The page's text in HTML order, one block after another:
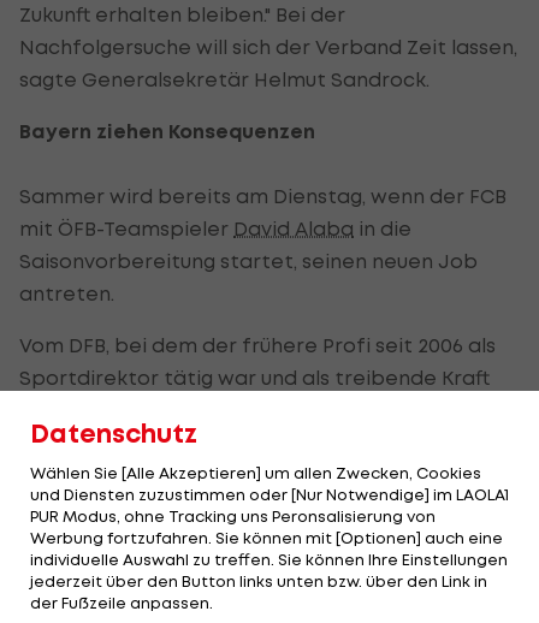
Zukunft erhalten bleiben." Bei der
Nachfolgersuche will sich der Verband Zeit lassen,
sagte Generalsekretär Helmut Sandrock.
Bayern ziehen Konsequenzen
Sammer wird bereits am Dienstag, wenn der FCB
mit ÖFB-Teamspieler David Alaba in die
Saisonvorbereitung startet, seinen neuen Job
antreten.
Vom DFB, bei dem der frühere Profi seit 2006 als
Sportdirektor tätig war und als treibende Kraft
Verbandes gilt, hatte der 44-Jährige zuvor die
gewünschte Freigabe erhalten.
Mit der überraschenden Personalie zogen die
Münchner drastische Konsequenzen aus den
jüngsten Misserfolgen mit dem bitteren
Datenschutz
Wählen Sie [Alle Akzeptieren] um allen Zwecken, Cookies
und Diensten zuzustimmen oder [Nur Notwendige] im LAOLA1
PUR Modus, ohne Tracking uns Peronsalisierung von
Werbung fortzufahren. Sie können mit [Optionen] auch eine
individuelle Auswahl zu treffen. Sie können Ihre Einstellungen
jederzeit über den Button links unten bzw. über den Link in
der Fußzeile anpassen.